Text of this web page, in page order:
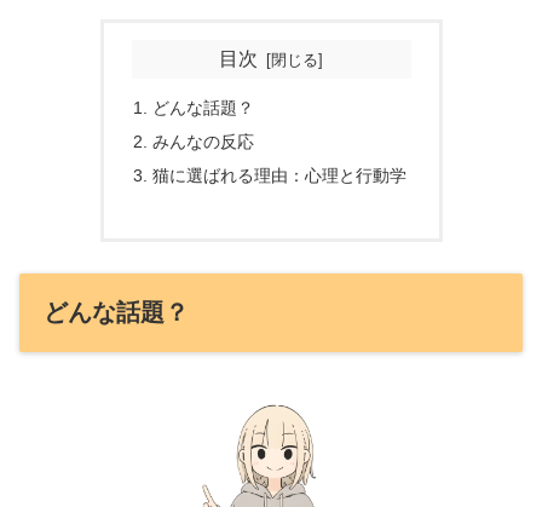
目次
どんな話題？
みんなの反応
猫に選ばれる理由：心理と行動学
どんな話題？